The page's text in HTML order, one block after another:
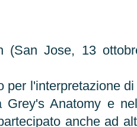
(San Jose, 13
per l'interpretazione
Grey's Anatomy e
anche ad